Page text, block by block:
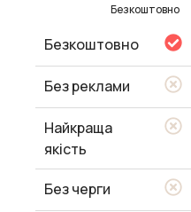
Безкоштовно
Безкоштовно
Без реклами
Найкраща
якість
Без черги